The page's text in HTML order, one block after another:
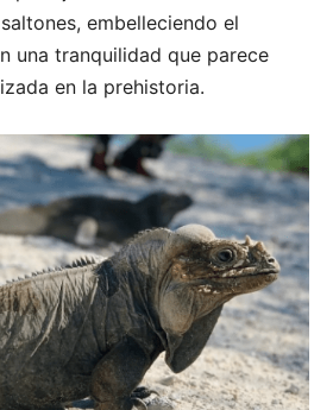
embelleciendo el
una tranquilidad que parece
en la prehistoria.